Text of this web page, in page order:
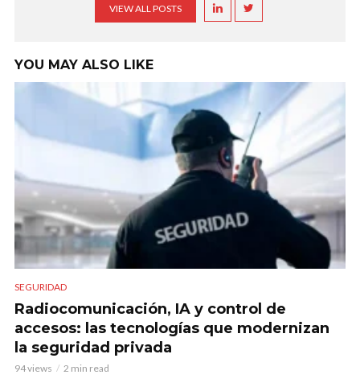
VIEW ALL POSTS
YOU MAY ALSO LIKE
SEGURIDAD
Radiocomunicación, IA y control de
accesos: las tecnologías que modernizan
la seguridad privada
94 views 2 min read